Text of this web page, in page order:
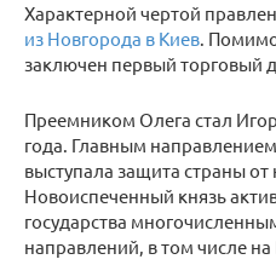
Характерной чертой
из Новгорода в Киев.
заключен первый торговый
Преемником Олега стал
года. Главным
выступала защита страны от
Новоиспеченный князь
государства
направлений, в том числе